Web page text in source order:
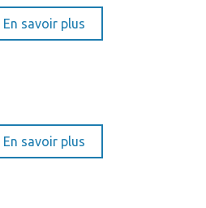
En savoir plus
En savoir plus